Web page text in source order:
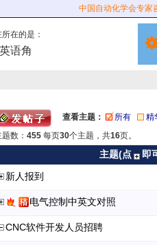
中国自动化学会专家
在的是：
语角
查看主题： 所有
精
题数： 455 每页30个主题，共16页。
主题(点
即
新人报到
电气控制中英文对照
CNC软件开发人员招聘